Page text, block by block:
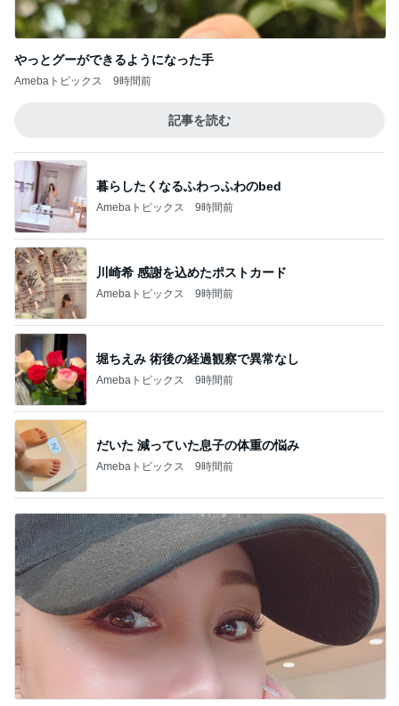
やっとグーができるようになった手
Amebaトピックス 9時間前
記事を読む
暮らしたくなるふわっふわのbed
Amebaトピックス 9時間前
川崎希 感謝を込めたポストカード
Amebaトピックス 9時間前
堀ちえみ 術後の経過観察で異常なし
Amebaトピックス 9時間前
だいた 減っていた息子の体重の悩み
Amebaトピックス 9時間前